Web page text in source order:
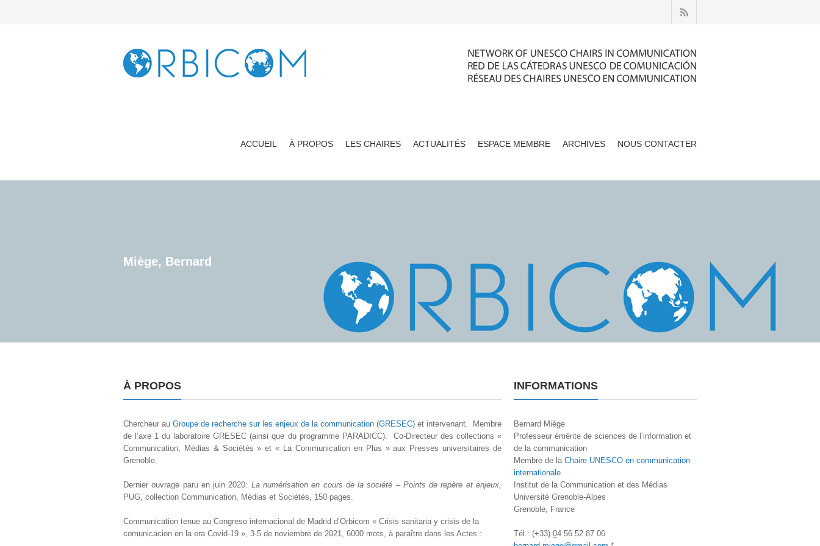
ACCUEIL À PROPOS LES CHAIRES ACTUALITÉS ESPACE MEMBRE ARCHIVES NOUS CONTACTER
Miège, Bernard
À PROPOS
Chercheur au Groupe de recherche sur les enjeux de la communication (GRESEC) et intervenant. Membre
de l’axe 1 du laboratoire GRESEC (ainsi que du programme PARADICC). Co-Directeur des collections «
Communication, Médias & Sociétés » et « La Communication en Plus » aux Presses universitaires de
Grenoble.
Dernier ouvrage paru en juin 2020: La numérisation en cours de la société – Points de repère et enjeux,
PUG, collection Communication, Médias et Sociétés, 150 pages.
Communication tenue au Congreso internacional de Madrid d’Orbicom « Crisis sanitaria y crisis de la
comunicacion en la era Covid-19 », 3-5 de noviembre de 2021, 6000 mots, à paraître dans les Actes :
INFORMATIONS
Bernard Miège
Professeur émérite de sciences de l’information et
de la communication
Membre de la Chaire UNESCO en communication
internationale
Institut de la Communication et des Médias
Université Grenoble-Alpes
Grenoble, France
Tél.: (+33) 04 56 52 87 06